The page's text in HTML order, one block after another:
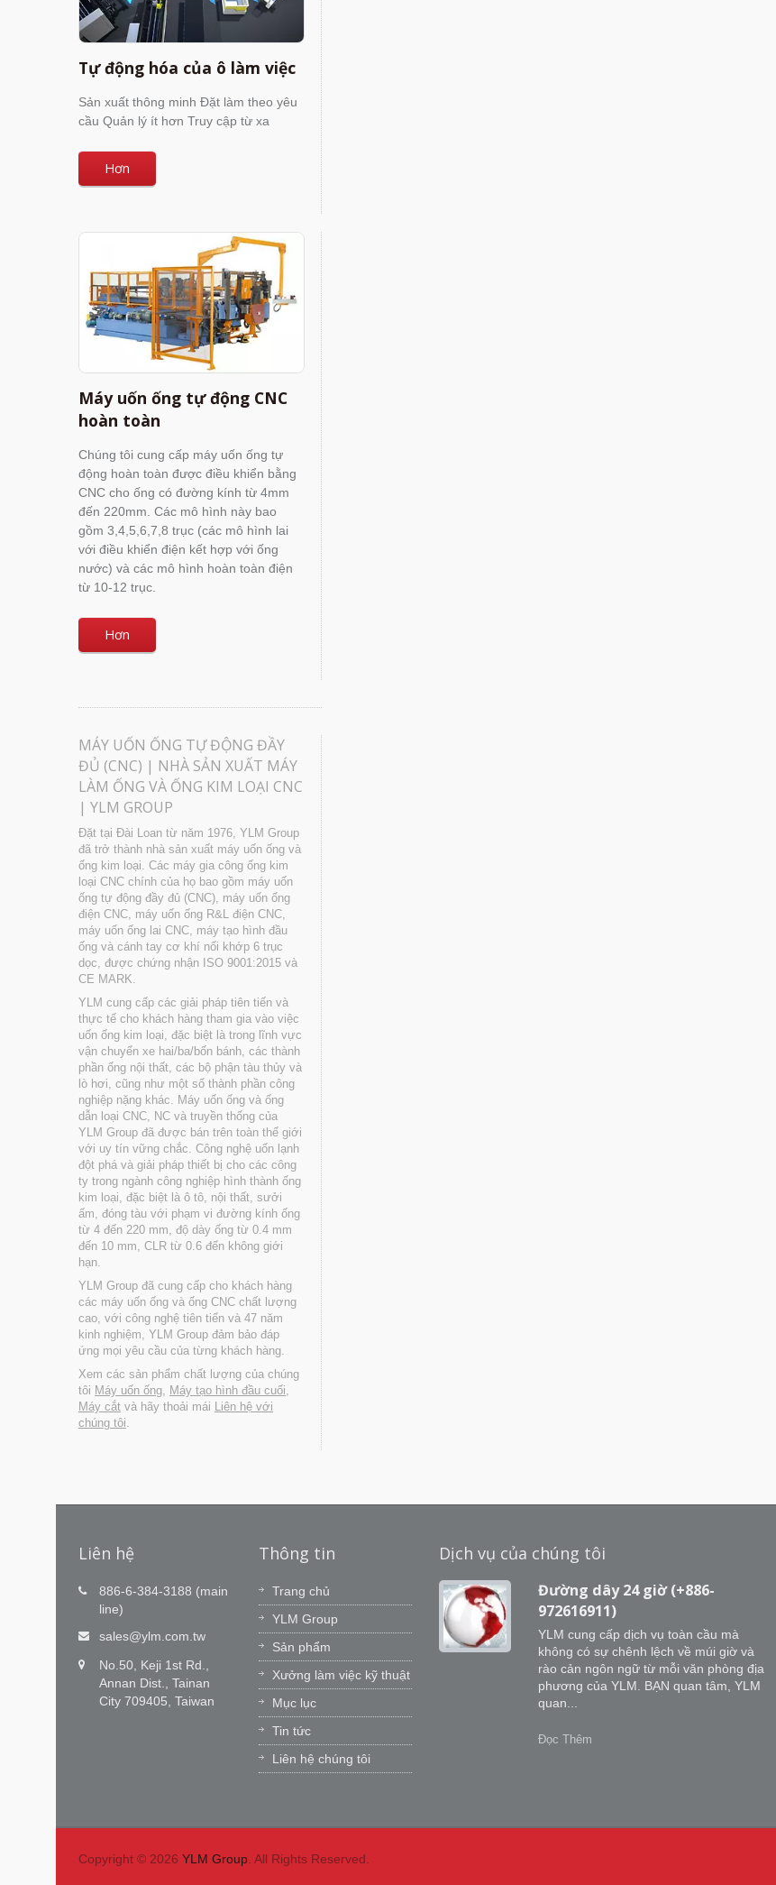
Tự động hóa của ô làm việc
Sản xuất thông minh Đặt làm theo yêu
cầu Quản lý ít hơn Truy cập từ xa
Hơn
Máy uốn ống tự động CNC
hoàn toàn
Chúng tôi cung cấp máy uốn ống tự
động hoàn toàn được điều khiển bằng
CNC cho ống có đường kính từ 4mm
đến 220mm. Các mô hình này bao
gồm 3,4,5,6,7,8 trục (các mô hình lai
với điều khiển điện kết hợp với ống
nước) và các mô hình hoàn toàn điện
từ 10-12 trục.
Hơn
MÁY UỐN ỐNG TỰ ĐỘNG ĐẦY
ĐỦ (CNC) | NHÀ SẢN XUẤT MÁY
LÀM ỐNG VÀ ỐNG KIM LOẠI CNC
| YLM GROUP
Đặt tại Đài Loan từ năm 1976, YLM Group
đã trở thành nhà sản xuất máy uốn ống và
ống kim loại. Các máy gia công ống kim
loại CNC chính của họ bao gồm máy uốn
ống tự động đầy đủ (CNC), máy uốn ống
điện CNC, máy uốn ống R&L điện CNC,
máy uốn ống lai CNC, máy tạo hình đầu
ống và cánh tay cơ khí nối khớp 6 trục
dọc, được chứng nhận ISO 9001:2015 và
CE MARK.
YLM cung cấp các giải pháp tiên tiến và
thực tế cho khách hàng tham gia vào việc
uốn ống kim loại, đặc biệt là trong lĩnh vực
vận chuyển xe hai/ba/bốn bánh, các thành
phần ống nội thất, các bộ phận tàu thủy và
lò hơi, cũng như một số thành phần công
nghiệp nặng khác. Máy uốn ống và ống
dẫn loại CNC, NC và truyền thống của
YLM Group đã được bán trên toàn thế giới
với uy tín vững chắc. Công nghệ uốn lạnh
đột phá và giải pháp thiết bị cho các công
ty trong ngành công nghiệp hình thành ống
kim loại, đặc biệt là ô tô, nội thất, sưởi
ấm, đóng tàu với phạm vi đường kính ống
từ 4 đến 220 mm, độ dày ống từ 0.4 mm
đến 10 mm, CLR từ 0.6 đến không giới
hạn.
YLM Group đã cung cấp cho khách hàng
các máy uốn ống và ống CNC chất lượng
cao, với công nghệ tiên tiến và 47 năm
kinh nghiệm, YLM Group đảm bảo đáp
ứng mọi yêu cầu của từng khách hàng.
Xem các sản phẩm chất lượng của chúng
tôi Máy uốn ống, Máy tạo hình đầu cuối,
Máy cắt và hãy thoải mái Liên hệ với
chúng tôi.
Liên hệ
886-6-384-3188 (main
line)
sales@ylm.com.tw
No.50, Keji 1st Rd.,
Annan Dist., Tainan
City 709405, Taiwan
Thông tin
Trang chủ
YLM Group
Sản phẩm
Xưởng làm việc kỹ thuật
Mục lục
Tin tức
Liên hệ chúng tôi
Dịch vụ của chúng tôi
Đổi mới công nghệ là niềm đam
mê của chúng tôi, Dịch vụ đúng
hẹn là cam kết của chúng tôi.
YLM Nhóm nghiên cứu & phát triển có
60 kỹ sư xuất sắc để đổi mới phần mềm
CNC và khả năng tích hợp của chúng
tôi. Chúng tôi học hỏi từ thị...
Đường dây 24 giờ (+886-
972616911)
YLM cung cấp dịch vụ toàn cầu mà
không có sự chênh lệch về múi giờ và
rào cản ngôn ngữ từ mỗi văn phòng địa
phương của YLM. BẠN quan tâm, YLM
quan...
Đọc Thêm
Copyright © 2026 YLM Group. All Rights Reserved.